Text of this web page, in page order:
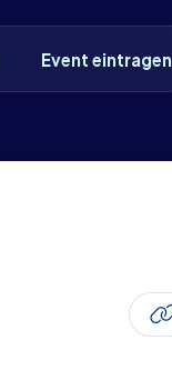
Event eintragen